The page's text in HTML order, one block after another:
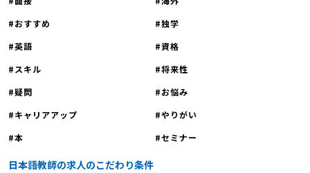
おすすめ
独学
英語
資格
スキル
将来性
疑問
お悩み
キャリアアップ
やりがい
本
セミナー
日本語教師の求人のこだわり条件